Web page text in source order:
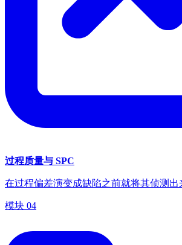
过程质量与 SPC
在过程偏差演变成缺陷之前就将其侦测出
模块 04